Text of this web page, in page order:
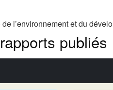
l’environnement et du
publiés